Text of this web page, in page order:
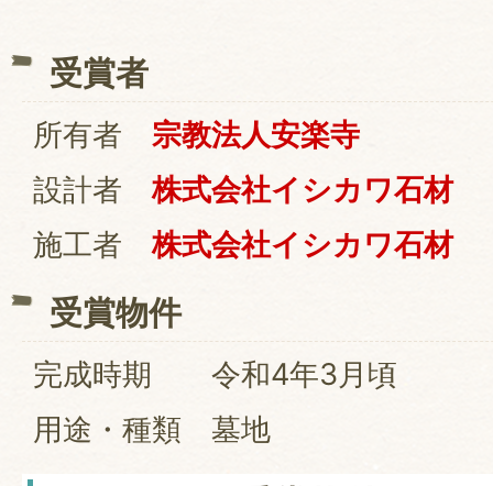
受賞者
所有者 宗教法人安楽寺
設計者株式会社イシカワ石材
施工者株式会社イシカワ石材
受賞物件
完成時期 令和4年3月頃
用途・種類 墓地